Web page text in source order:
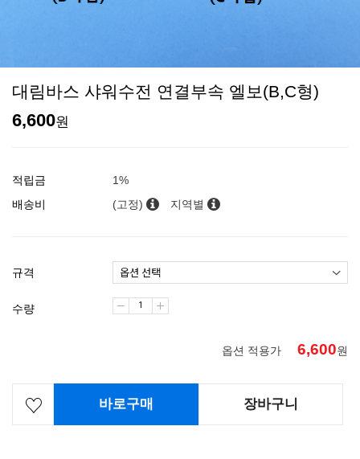
대림바스 샤워수전 연결부속 엘보(B,C형)
6,600원
적립금
1%
배송비
(고정) 지역별
규격
수량
옵션 적용가 6,600원
바로구매 장바구니